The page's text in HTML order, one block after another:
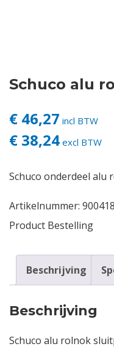
Vacatures
Schuco alu
€ 46,27 incl BTW
€ 38,24 excl BTW
Schuco onderdeel alu
Artikelnummer: 900418
Product Bestelling
Beschrijving
Beschrijving
Schuco alu rolnok